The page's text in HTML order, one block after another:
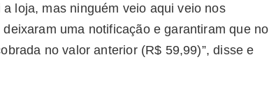
loja, mas ninguém veio aqui veio nos
uma notificação e garantiram que no
no valor anterior (R$ 59,99)”, disse e